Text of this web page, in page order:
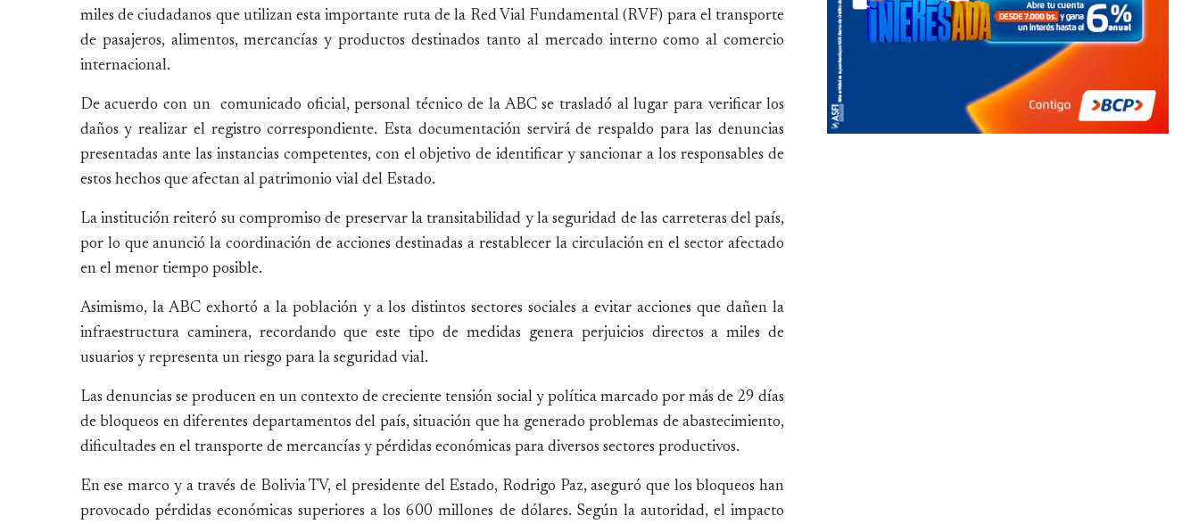
miles de ciudadanos que utilizan esta importante ruta de la Red Vial Fundamental (RVF) para el transporte
de pasajeros, alimentos, mercancías y productos destinados tanto al mercado interno como al comercio
internacional.
De acuerdo con un comunicado oficial, personal técnico de la ABC se trasladó al lugar para verificar los
daños y realizar el registro correspondiente. Esta documentación servirá de respaldo para las denuncias
presentadas ante las instancias competentes, con el objetivo de identificar y sancionar a los responsables de
estos hechos que afectan al patrimonio vial del Estado.
La institución reiteró su compromiso de preservar la transitabilidad y la seguridad de las carreteras del país,
por lo que anunció la coordinación de acciones destinadas a restablecer la circulación en el sector afectado
en el menor tiempo posible.
Asimismo, la ABC exhortó a la población y a los distintos sectores sociales a evitar acciones que dañen la
infraestructura caminera, recordando que este tipo de medidas genera perjuicios directos a miles de
usuarios y representa un riesgo para la seguridad vial.
Las denuncias se producen en un contexto de creciente tensión social y política marcado por más de 29 días
de bloqueos en diferentes departamentos del país, situación que ha generado problemas de abastecimiento,
dificultades en el transporte de mercancías y pérdidas económicas para diversos sectores productivos.
En ese marco y a través de Bolivia TV, el presidente del Estado, Rodrigo Paz, aseguró que los bloqueos han
provocado pérdidas económicas superiores a los 600 millones de dólares. Según la autoridad, el impacto